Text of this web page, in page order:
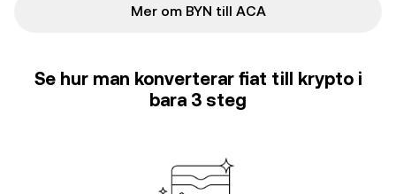
Mer om BYN till ACA
Se hur man konverterar fiat till krypto i
bara 3 steg